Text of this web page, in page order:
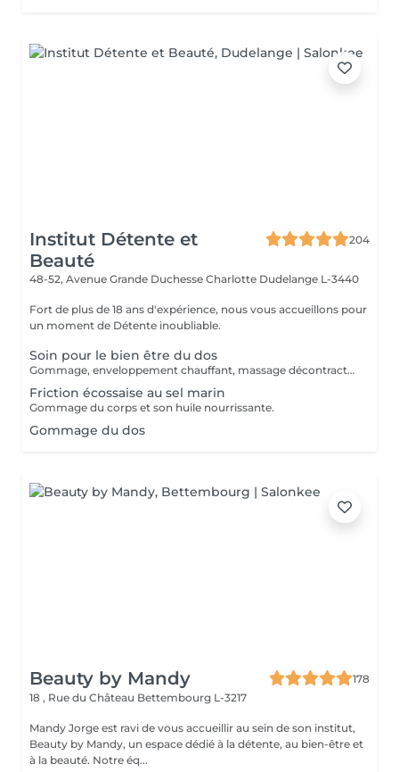
Institut Détente et
Beauté
204
48-52, Avenue Grande Duchesse Charlotte Dudelange L-3440
Fort de plus de 18 ans d'expérience, nous vous accueillons pour
un moment de Détente inoubliable.
Soin pour le bien être du dos
Gommage, enveloppement chauffant, massage décontractant.
Friction écossaise au sel marin
Gommage du corps et son huile nourrissante.
Gommage du dos
Beauty by Mandy
178
18 , Rue du Château Bettembourg L-3217
Mandy Jorge est ravi de vous accueillir au sein de son institut,
Beauty by Mandy, un espace dédié à la détente, au bien-être et
à la beauté. Notre éq...